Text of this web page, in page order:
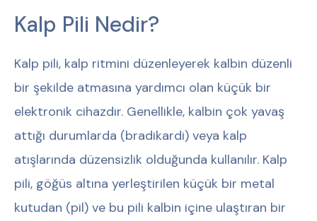
Kalp Pili Nedir?
Kalp pili, kalp ritmini düzenleyerek kalbin düzenli
bir şekilde atmasına yardımcı olan küçük bir
elektronik cihazdır. Genellikle, kalbin çok yavaş
attığı durumlarda (bradikardi) veya kalp
atışlarında düzensizlik olduğunda kullanılır. Kalp
pili, göğüs altına yerleştirilen küçük bir metal
kutudan (pil) ve bu pili kalbin içine ulaştıran bir